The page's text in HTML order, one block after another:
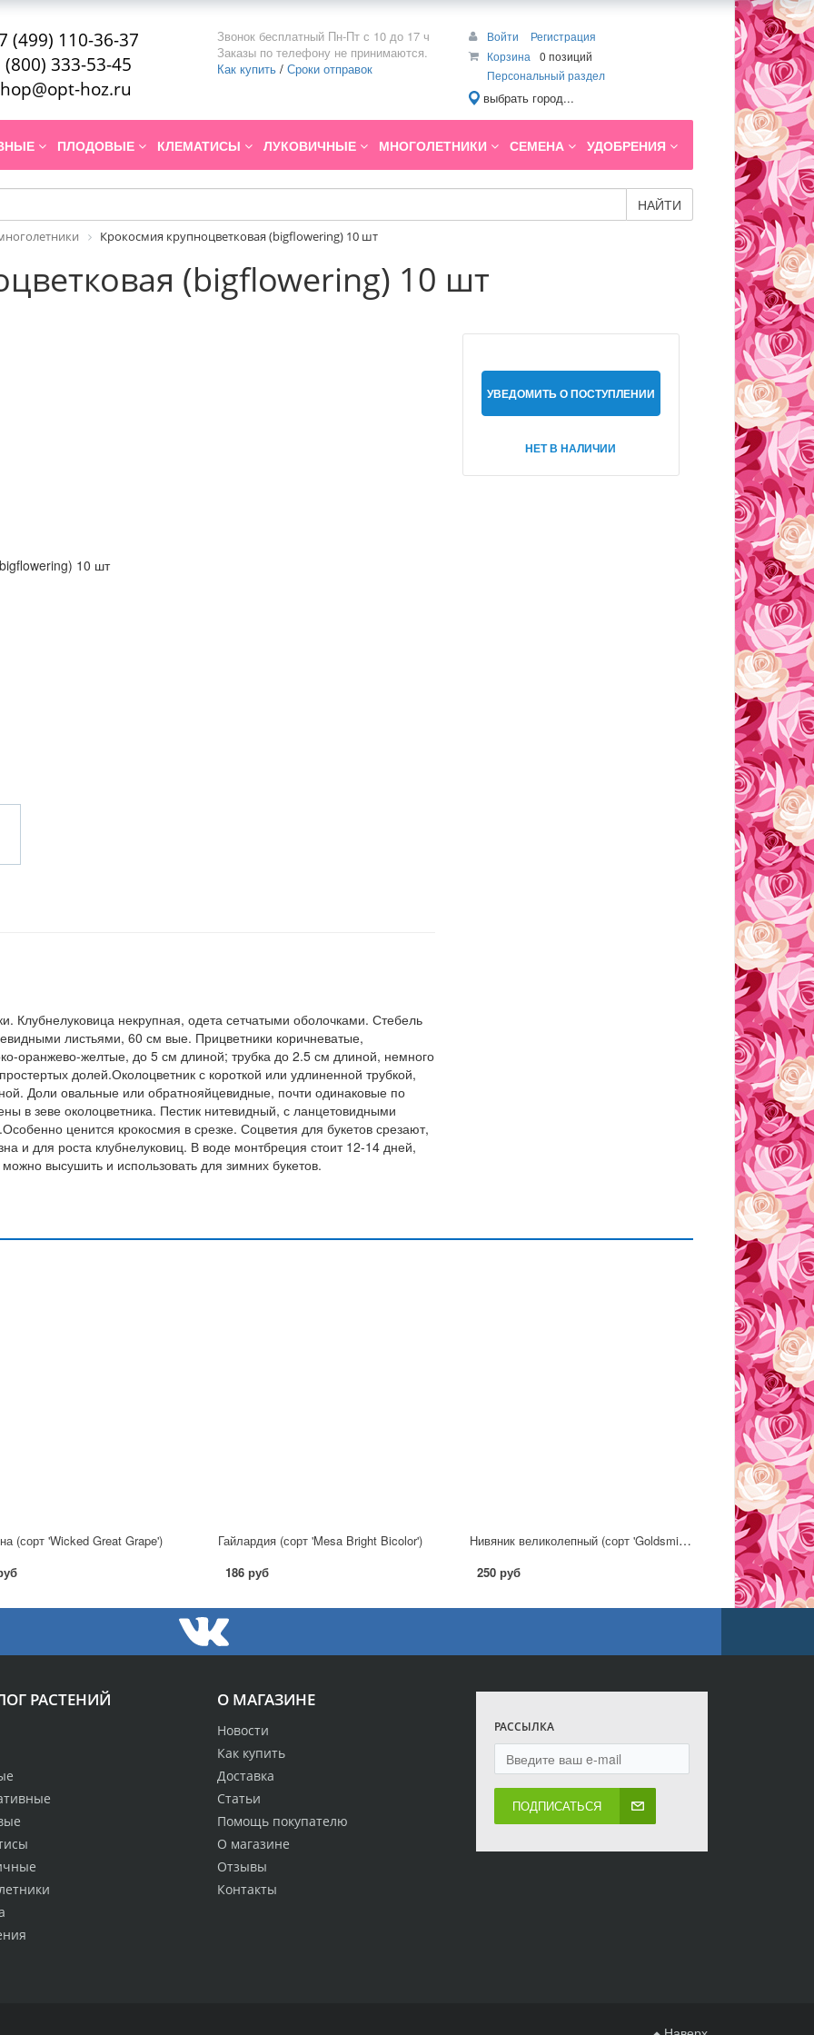
(499) 110-36-37
(800) 333-53-45
hoz.ru
Звонок бесплатный Пн-Пт с 10 до 17 ч
Заказы по телефону не принимаются.
Как купить / Сроки отправок
Войти
Регистрация
Корзина
0 позиций
Персональный раздел
выбрать город...
ПЛОДОВЫЕ КЛЕМАТИСЫ ЛУКОВИЧНЫЕ МНОГОЛЕТНИКИ СЕМЕНА УДОБРЕНИЯ
НАЙТИ
Крокосмия крупноцветковая (bigflowering) 10 шт
(bigflowering) 10 шт
УВЕДОМИТЬ О ПОСТУПЛЕНИИ
НЕТ В НАЛИЧИИ
Клубнелуковица некрупная, одета сетчатыми оболочками. Стебель
листьями, 60 см вые. Прицветники коричневатые,
оранжево-желтые, до 5 см длиной; трубка до 2.5 см длиной, немного
долей.Околоцветник с короткой или удлиненной трубкой,
Доли овальные или обратнояйцевидные, почти одинаковые по
в зеве околоцветника. Пестик нитевидный, с ланцетовидными
ценится крокосмия в срезке. Соцветия для букетов срезают,
и для роста клубнелуковиц. В воде монтбреция стоит 12-14 дней,
высушить и использовать для зимних букетов.
(сорт 'Wicked Great Grape')
Гайлардия (сорт 'Mesa Bright Bicolor')
186 руб
Нивяник великолепный (сорт 'Goldsmith')
250 руб
О МАГАЗИНЕ
Новости
Как купить
Доставка
Статьи
Помощь покупателю
О магазине
Отзывы
Контакты
РАСТЕНИЙ
РАССЫЛКА
ПОДПИСАТЬСЯ